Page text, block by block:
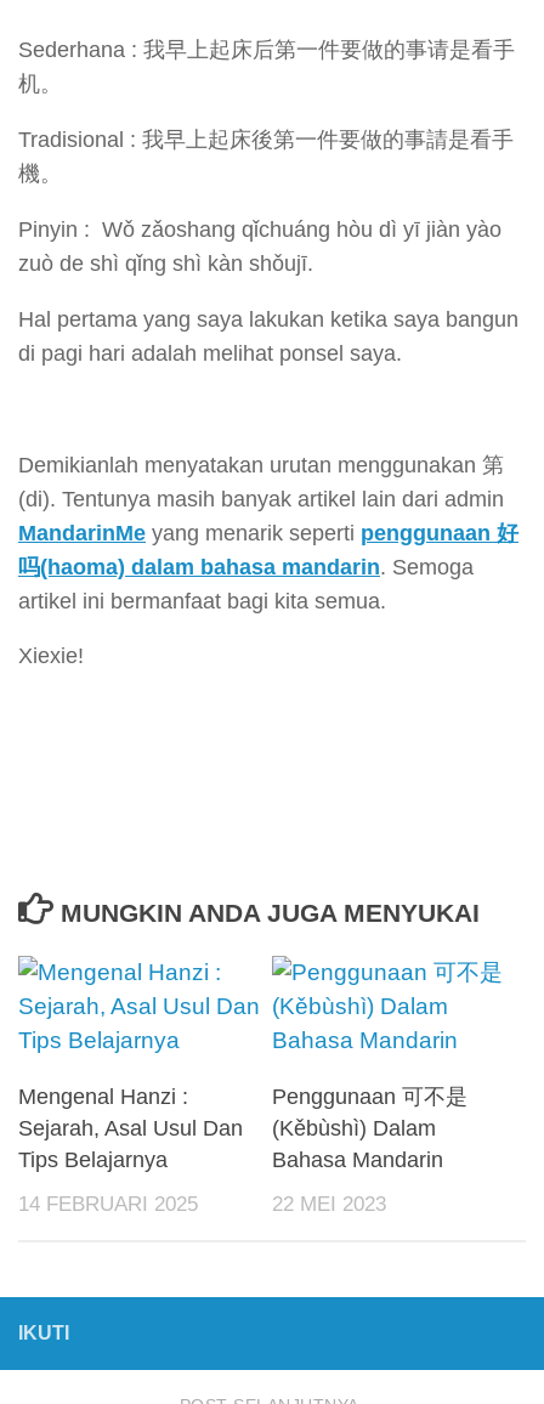
Sederhana : 我早上起床后第一件要做的事请是看手
机。
Tradisional : 我早上起床後第一件要做的事請是看手
機。
Pinyin : Wǒ zǎoshang qǐchuáng hòu dì yī jiàn yào
zuò de shì qǐng shì kàn shǒujī.
Hal pertama yang saya lakukan ketika saya bangun
di pagi hari adalah melihat ponsel saya.
Demikianlah menyatakan urutan menggunakan 第
(di). Tentunya masih banyak artikel lain dari admin
MandarinMe yang menarik seperti penggunaan 好
吗(haoma) dalam bahasa mandarin. Semoga
artikel ini bermanfaat bagi kita semua.
Xiexie!
MUNGKIN ANDA JUGA MENYUKAI
Mengenal Hanzi :
Sejarah, Asal Usul Dan
Tips Belajarnya
14 FEBRUARI 2025
Penggunaan 可不是
(Kěbùshì) Dalam
Bahasa Mandarin
22 MEI 2023
IKUTI